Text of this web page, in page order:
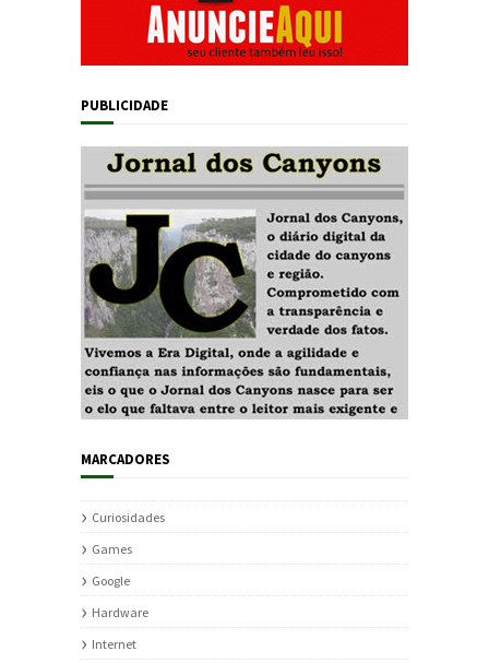
PUBLICIDADE
MARCADORES
Curiosidades
Games
Google
Hardware
Internet